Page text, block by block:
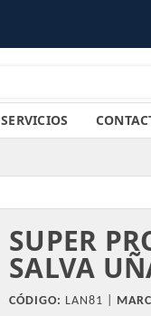
SERVICIOS
SUPER
SALVA
CÓDIGO: LAN81 |